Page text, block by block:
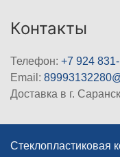
Контакты
Телефон: +7 924
Email:
Доставка в г. Саранск
Стеклопластиковая